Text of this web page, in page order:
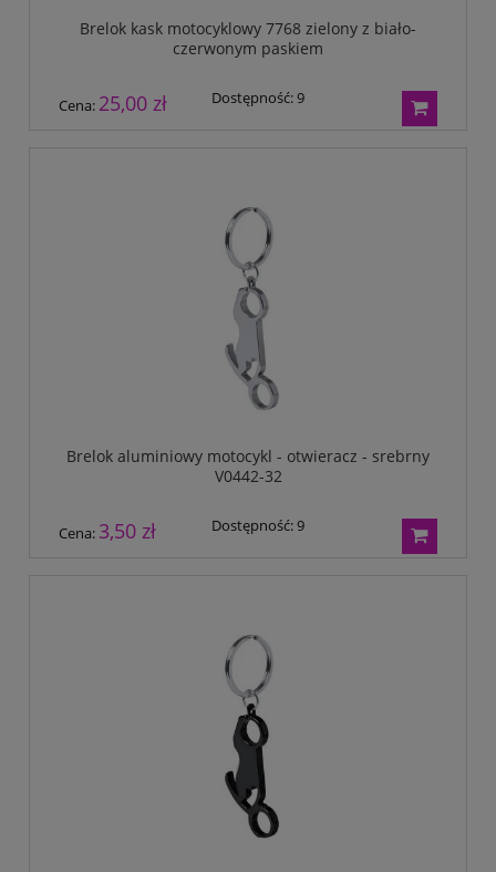
Brelok kask motocyklowy 7768 zielony z biało-
czerwonym paskiem
Cena: 25,00 zł Dostępność:9
Brelok aluminiowy motocykl - otwieracz - srebrny
V0442-32
Cena: 3,50 zł Dostępność:9